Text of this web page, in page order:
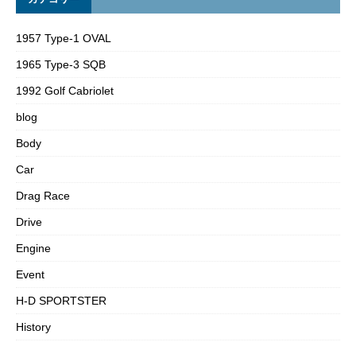
1957 Type-1 OVAL
1965 Type-3 SQB
1992 Golf Cabriolet
blog
Body
Car
Drag Race
Drive
Engine
Event
H-D SPORTSTER
History